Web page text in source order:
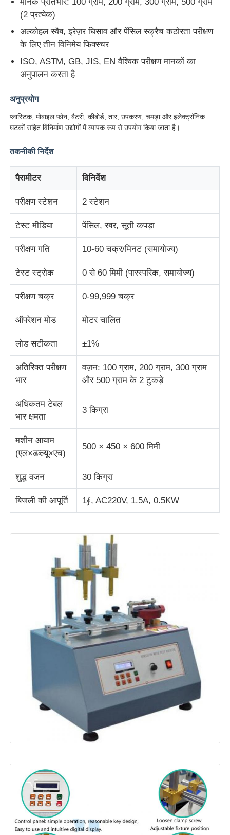
फैक्टरी यात्रा
गुणवत्ता नियंत्रण
हमसे संपर्क करें
एक बोली का अनुरोध
पर्यावरण परीक्षण कक्ष
सार्वभौमिक परीक्षण मशीन
घर्षण परीक्षण मशीन
रबर परीक्षण उपकरण
जूते परीक्षण उपकरण
पैकेजिंग परीक्षण उपकरण
चिपकने वाला परीक्षण उपकरण
कपड़ा परीक्षण मशीन
(2 प्रत्येक)
अल्कोहल स्वैब, इरेज़र घिसाव और पेंसिल स्क्रैच कठोरता परीक्षण
के लिए तीन विनिमेय फिक्स्चर
ISO, ASTM, GB, JIS, EN वैश्विक परीक्षण मानकों का
अनुपालन करता है
अनुप्रयोग
प्लास्टिक, मोबाइल फोन, बैटरी, कीबोर्ड, तार, उपकरण, चमड़ा और इलेक्ट्रॉनिक
घटकों सहित विनिर्माण उद्योगों में व्यापक रूप से उपयोग किया जाता है।
तकनीकी निर्देश
पैरामीटर विनिर्देश
परीक्षण स्टेशन 2 स्टेशन
टेस्ट मीडिया पेंसिल, रबर, सूती कपड़ा
परीक्षण गति 10-60 चक्र/मिनट (समायोज्य)
टेस्ट स्ट्रोक 0 से 60 मिमी (पारस्परिक, समायोज्य)
परीक्षण चक्र 0-99,999 चक्र
ऑपरेशन मोड मोटर चालित
लोड सटीकता ±1%
अतिरिक्त परीक्षण
भार
वज़न: 100 ग्राम, 200 ग्राम, 300 ग्राम
और 500 ग्राम के 2 टुकड़े
अधिकतम टेबल
भार क्षमता
3 किग्रा
मशीन आयाम
(एल×डब्ल्यू×एच)
500 × 450 × 600 मिमी
शुद्ध वजन 30 किग्रा
बिजली की आपूर्ति 1∮, AC220V, 1.5A, 0.5KW